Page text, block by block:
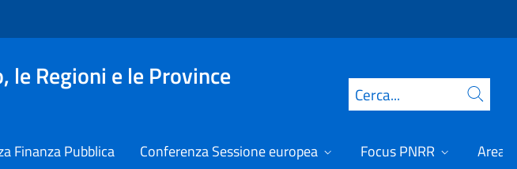
Regioni e le Province
Cerca
Finanza Pubblica Conferenza Sessione europea Focus PNRR Area